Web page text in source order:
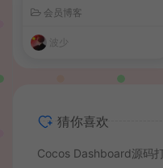
会员博客
波少
猜你喜欢